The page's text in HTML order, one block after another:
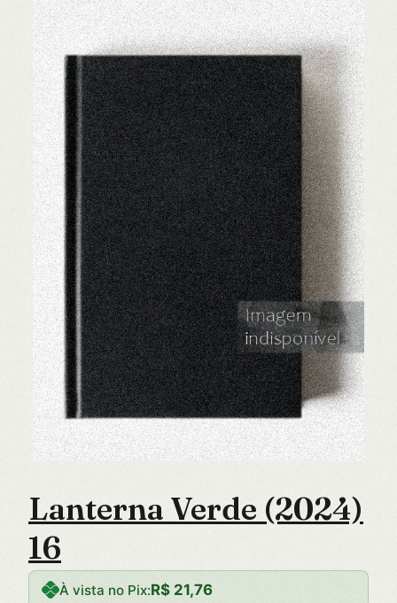
Lanterna Verde (2024)
16
À vista no Pix:R$ 21,76